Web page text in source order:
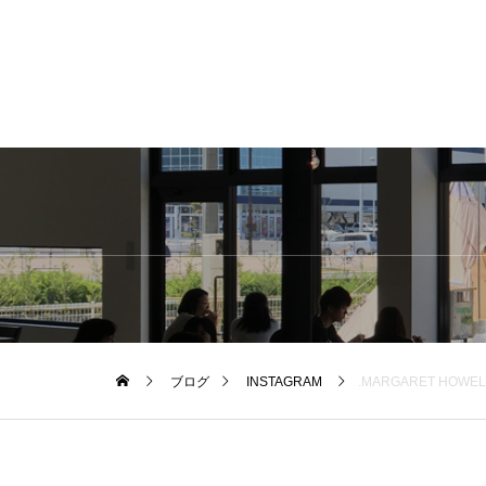
ブログ INSTAGRAM .MARGARET HOWELL×PORTERサイズ感と収納